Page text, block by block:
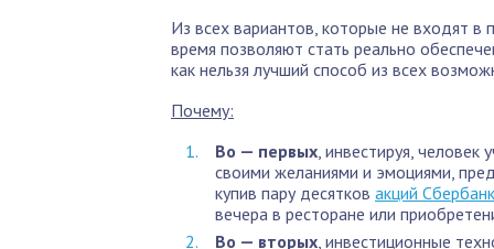
Из всех вариантов, которые не входят в
время позволяют стать реально
как нельзя лучший способ из всех
Почему:
Во — первых, инвестируя, человек
своими желаниями и эмоциями,
купив пару десятков акций
вечера в ресторане или
Во — вторых, инвестиционные